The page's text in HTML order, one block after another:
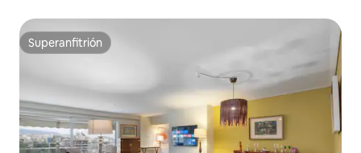
Superanfitrión
Superanfitrión